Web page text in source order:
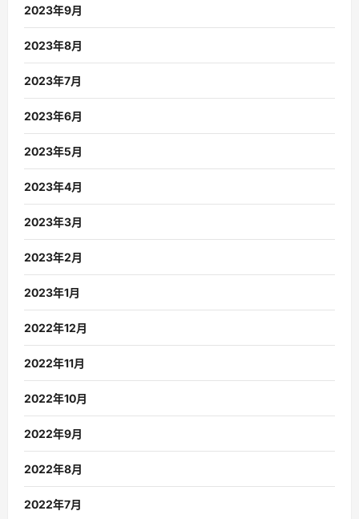
2023年9月
2023年8月
2023年7月
2023年6月
2023年5月
2023年4月
2023年3月
2023年2月
2023年1月
2022年12月
2022年11月
2022年10月
2022年9月
2022年8月
2022年7月